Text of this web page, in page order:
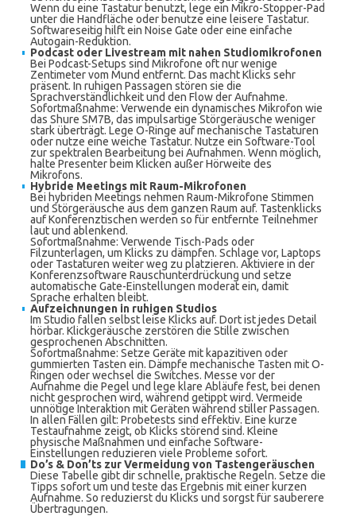
Wenn du eine Tastatur benutzt, lege ein Mikro-Stopper-Pad
unter die Handfläche oder benutze eine leisere Tastatur.
Softwareseitig hilft ein Noise Gate oder eine einfache
Autogain-Reduktion.
Podcast oder Livestream mit nahen Studiomikrofonen
Bei Podcast-Setups sind Mikrofone oft nur wenige
Zentimeter vom Mund entfernt. Das macht Klicks sehr
präsent. In ruhigen Passagen stören sie die
Sprachverständlichkeit und den Flow der Aufnahme.
Sofortmaßnahme: Verwende ein dynamisches Mikrofon wie
das Shure SM7B, das impulsartige Störgeräusche weniger
stark überträgt. Lege O-Ringe auf mechanische Tastaturen
oder nutze eine weiche Tastatur. Nutze ein Software-Tool
zur spektralen Bearbeitung bei Aufnahmen. Wenn möglich,
halte Presenter beim Klicken außer Hörweite des
Mikrofons.
Hybride Meetings mit Raum-Mikrofonen
Bei hybriden Meetings nehmen Raum-Mikrofone Stimmen
und Störgeräusche aus dem ganzen Raum auf. Tastenklicks
auf Konferenztischen werden so für entfernte Teilnehmer
laut und ablenkend.
Sofortmaßnahme: Verwende Tisch-Pads oder
Filzunterlagen, um Klicks zu dämpfen. Schlage vor, Laptops
oder Tastaturen weiter weg zu platzieren. Aktiviere in der
Konferenzsoftware Rauschunterdrückung und setze
automatische Gate-Einstellungen moderat ein, damit
Sprache erhalten bleibt.
Aufzeichnungen in ruhigen Studios
Im Studio fallen selbst leise Klicks auf. Dort ist jedes Detail
hörbar. Klickgeräusche zerstören die Stille zwischen
gesprochenen Abschnitten.
Sofortmaßnahme: Setze Geräte mit kapazitiven oder
gummierten Tasten ein. Dämpfe mechanische Tasten mit O-
Ringen oder wechsel die Switches. Messe vor der
Aufnahme die Pegel und lege klare Abläufe fest, bei denen
nicht gesprochen wird, während getippt wird. Vermeide
unnötige Interaktion mit Geräten während stiller Passagen.
In allen Fällen gilt: Probetests sind effektiv. Eine kurze
Testaufnahme zeigt, ob Klicks störend sind. Kleine
physische Maßnahmen und einfache Software-
Einstellungen reduzieren viele Probleme sofort.
Do’s & Don’ts zur Vermeidung von Tastengeräuschen
Diese Tabelle gibt dir schnelle, praktische Regeln. Setze die
Tipps sofort um und teste das Ergebnis mit einer kurzen
Aufnahme. So reduzierst du Klicks und sorgst für sauberere
Übertragungen.